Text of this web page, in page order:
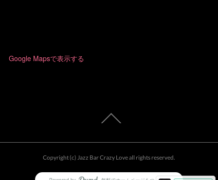
Google Mapsで表示する
Copyright (c) Jazz Bar Crazy Love all rights reserved.